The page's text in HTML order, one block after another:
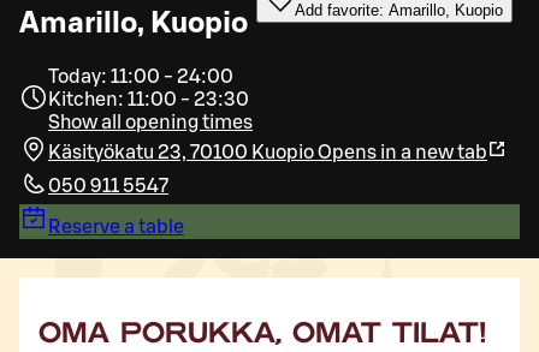
Amarillo, Kuopio Add favorite: Amarillo, Kuopio
Today: 11:00 - 24:00
Kitchen: 11:00 - 23:30
Show all opening times
Käsityökatu 23, 70100 KuopioOpens in a new tab
050 911 5547
Reserve a table
OMA PORUKKA, OMAT TILAT!